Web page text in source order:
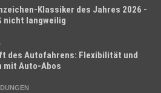
Klassiker des Jahres 2026 -
nicht langweilig
des Autofahrens: Flexibilität und
mit Auto-Abos